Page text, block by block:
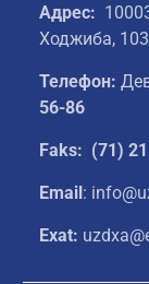
Адрес:
Ходжиба, 103
Телефон:
56-86
Faks: (71)
Email:
Exat: